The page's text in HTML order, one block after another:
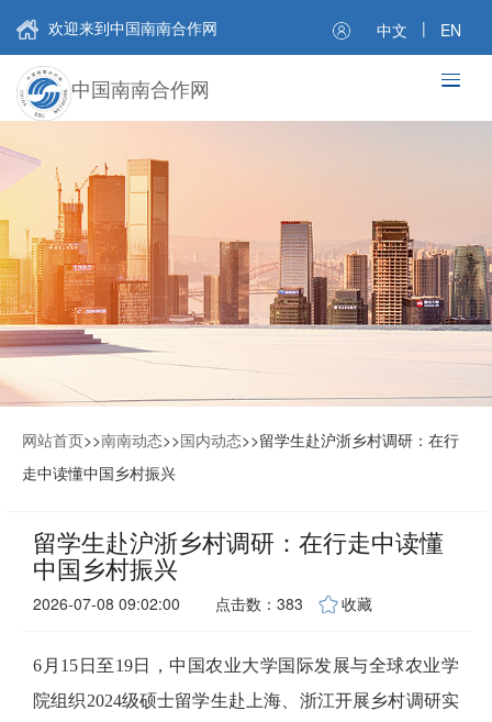
欢迎来到中国南南合作网 中文 | EN
中国南南合作网
网站首页>>南南动态>>国内动态>>留学生赴沪浙乡村调研：在行
走中读懂中国乡村振兴
留学生赴沪浙乡村调研：在行走中读懂
中国乡村振兴
2026-07-08 09:02:00 点击数：383 收藏
6月15日至19日，中国农业大学国际发展与全球农业学
院组织2024级硕士留学生赴上海、浙江开展乡村调研实